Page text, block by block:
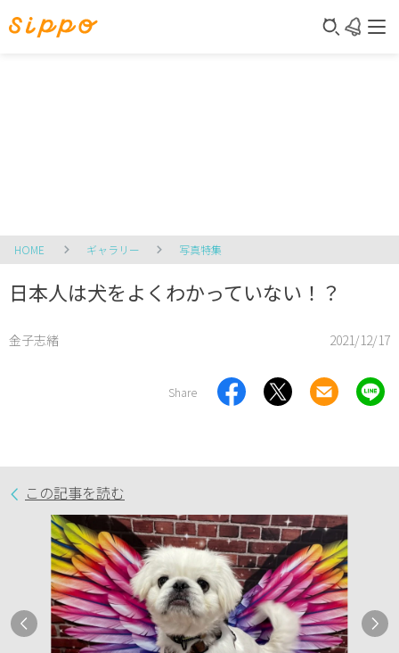
HOME ギャラリー 写真特集
日本人は犬をよくわかっていない！？
金子志緒 2021/12/17
Share
この記事を読む